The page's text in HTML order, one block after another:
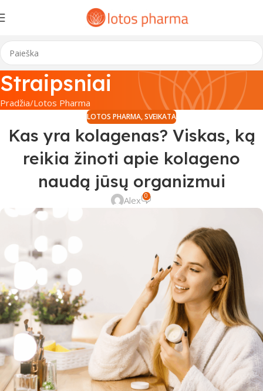
Straipsniai
Pradžia Lotos Pharma
LOTOS PHARMA,SVEIKATA
Kas yra kolagenas? Viskas, ką
reikia žinoti apie kolageno
naudą jūsų organizmui
Alex 0